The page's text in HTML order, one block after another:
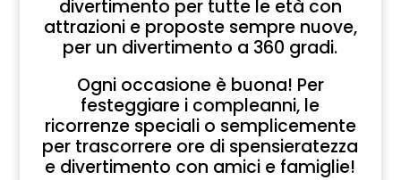
divertimento per tutte le età con
attrazioni e proposte sempre nuove,
per un divertimento a 360 gradi.
Ogni occasione è buona! Per
festeggiare i compleanni, le
ricorrenze speciali o semplicemente
per trascorrere ore di spensieratezza
e divertimento con amici e famiglie!